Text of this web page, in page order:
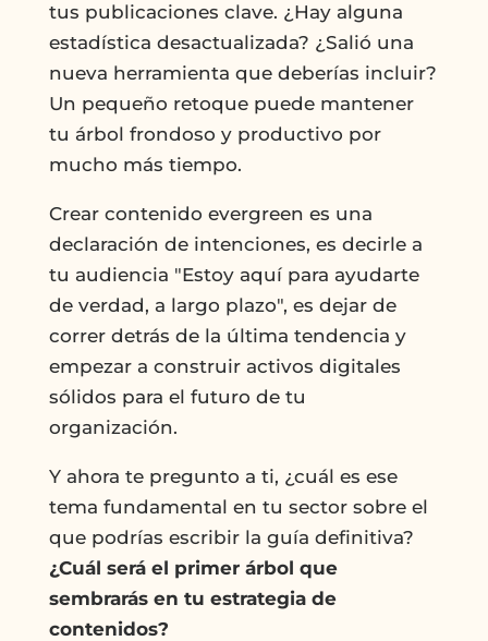
tus publicaciones clave. ¿Hay alguna
estadística desactualizada? ¿Salió una
nueva herramienta que deberías incluir?
Un pequeño retoque puede mantener
tu árbol frondoso y productivo por
mucho más tiempo.
Crear contenido evergreen es una
declaración de intenciones, es decirle a
tu audiencia "Estoy aquí para ayudarte
de verdad, a largo plazo", es dejar de
correr detrás de la última tendencia y
empezar a construir activos digitales
sólidos para el futuro de tu
organización.
Y ahora te pregunto a ti, ¿cuál es ese
tema fundamental en tu sector sobre el
que podrías escribir la guía definitiva?
¿Cuál será el primer árbol que
sembrarás en tu estrategia de
contenidos?